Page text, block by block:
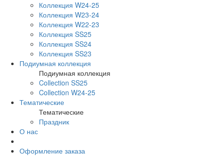
Коллекция W24-25
Коллекция W23-24
Коллекция W22-23
Коллекция SS25
Коллекция SS24
Коллекция SS23
Подиумная коллекция
Подиумная коллекция
Collection SS25
Collection W24-25
Тематические
Тематические
Праздник
О нас
Оформление заказа